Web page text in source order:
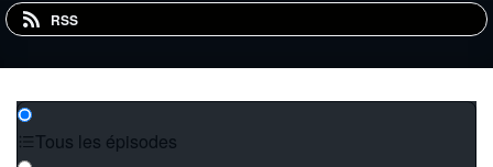
RSS
Tous les épisodes